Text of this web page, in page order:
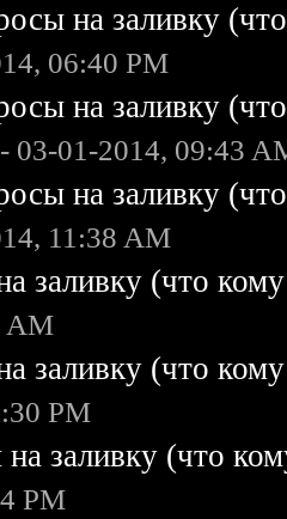
на заливку
06:40 PM
на заливку
- 03-01-2014, 09:43
на заливку
11:38 AM
заливку (что
AM
заливку (что
PM
заливку (что
PM